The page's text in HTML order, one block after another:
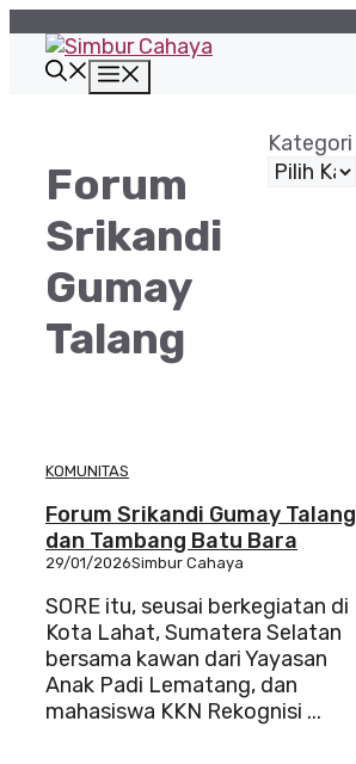
Forum
Srikandi
Gumay
Talang
Kategori
KOMUNITAS
Forum Srikandi Gumay Talang
dan Tambang Batu Bara
29/01/2026Simbur Cahaya
SORE itu, seusai berkegiatan di
Kota Lahat, Sumatera Selatan
bersama kawan dari Yayasan
Anak Padi Lematang, dan
mahasiswa KKN Rekognisi ...